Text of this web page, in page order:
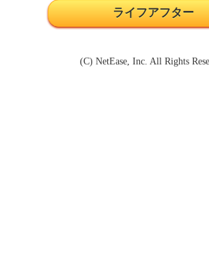
ライフアフター
(C) NetEase, Inc. All Rights